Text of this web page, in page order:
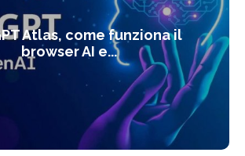
Atlas, come funziona il
browser AI e...